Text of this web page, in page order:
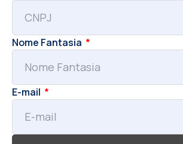
Nome Fantasia
E-mail